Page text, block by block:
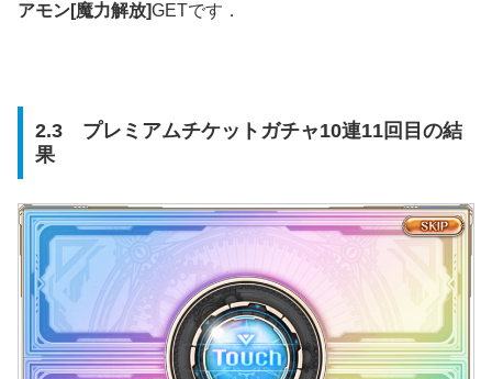
アモン[魔力解放]GETです．
2.3 プレミアムチケットガチャ10連11回目の結
果